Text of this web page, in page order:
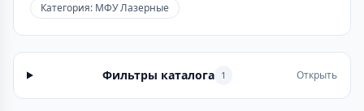
Категория: МФУ Лазерные
Фильтры каталога 1 Открыть